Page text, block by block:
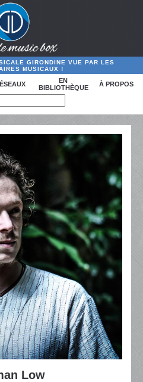
GIRONDINE VUE PAR LES
MUSICAUX !
EN
BIBLIOTHÈQUE
À PROPOS
Low